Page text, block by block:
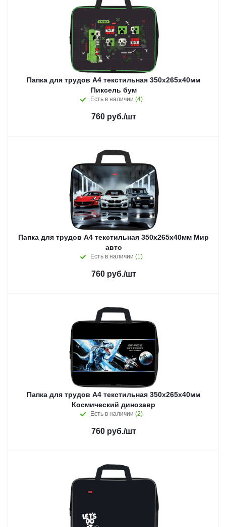
Папка для трудов А4 текстильная 350х265х40мм
Пиксель бум
Есть в наличии (4)
760руб./шт
Папка для трудов А4 текстильная 350х265х40мм Мир
авто
Есть в наличии (1)
760руб./шт
Папка для трудов А4 текстильная 350х265х40мм
Космический динозавр
Есть в наличии (2)
760руб./шт